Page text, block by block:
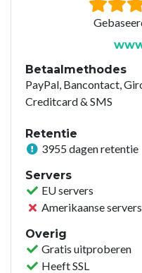
Betaalmethodes
PayPal, Bancontact,
Creditcard & SMS
Retentie
3955 dagen retentie
Servers
EU servers
Amerikaanse servers
Overig
Gratis uitproberen
Heeft SSL